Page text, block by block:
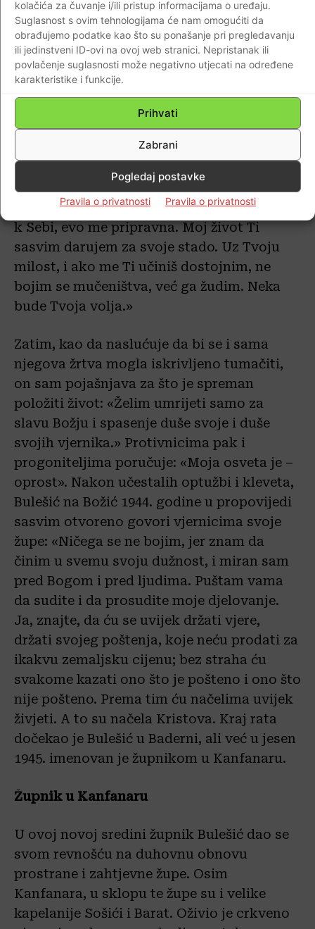
kolačića za čuvanje i/ili pristup informacijama o uređaju.
Suglasnost s ovim tehnologijama će nam omogućiti da
obrađujemo podatke kao što su ponašanje pri pregledavanju
ili jedinstveni ID-ovi na ovoj web stranici. Nepristanak ili
povlačenje suglasnosti može negativno utjecati na određene
karakteristike i funkcije.
Prihvati
Zabrani
Pogledaj postavke
Pravila o privatnosti Pravila o privatnosti
je sačuvao univerzalnost i principijelnost
katoličkog svećenika te je ispod bilo koje
vojničke odore uvijek gledao čovjeka kao
Božju sliku, o čemu svjedoči njegova izjava:
«Ja sam katolički svećenik i podijelit ću
svete sakramente svima koji ih zatraže: i
Hrvatu i Nijemcu i Talijanu.» Zbog takvog
odvažnog, dosljednog i načelnog djelovanja
Bulešiću stižu prijetnje s raznih strana, te je
on u osobnom dnevniku u proljeće 1944.
zapisao, obraćajući se Bogu: «Ako me hoćeš
k Sebi, evo me pripravna. Moj život Ti
sasvim darujem za svoje stado. Uz Tvoju
milost, i ako me Ti učiniš dostojnim, ne
bojim se mučeništva, već ga žudim. Neka
bude Tvoja volja.»
Zatim, kao da naslućuje da bi se i sama
njegova žrtva mogla iskrivljeno tumačiti,
on sam pojašnjava za što je spreman
položiti život: «Želim umrijeti samo za
slavu Božju i spasenje duše svoje i duše
svojih vjernika.» Protivnicima pak i
progoniteljima poručuje: «Moja osveta je –
oprost». Nakon učestalih optužbi i kleveta,
Bulešić na Božić 1944. godine u propovijedi
sasvim otvoreno govori vjernicima svoje
župe: «Ničega se ne bojim, jer znam da
činim u svemu svoju dužnost, i miran sam
pred Bogom i pred ljudima. Puštam vama
da sudite i da prosudite moje djelovanje.
Ja, znajte, da ću se uvijek držati vjere,
držati svojeg poštenja, koje neću prodati za
ikakvu zemaljsku cijenu; bez straha ću
svakome kazati ono što je pošteno i ono što
nije pošteno. Prema tim ću načelima uvijek
živjeti. A to su načela Kristova. Kraj rata
dočekao je Bulešić u Baderni, ali već u jesen
1945. imenovan je župnikom u Kanfanaru.
Župnik u Kanfanaru
U ovoj novoj sredini župnik Bulešić dao se
svom revnošću na duhovnu obnovu
prostrane i zahtjevne župe. Osim
Kanfanara, u sklopu te župe su i velike
kapelanije Sošići i Barat. Oživio je crkveno